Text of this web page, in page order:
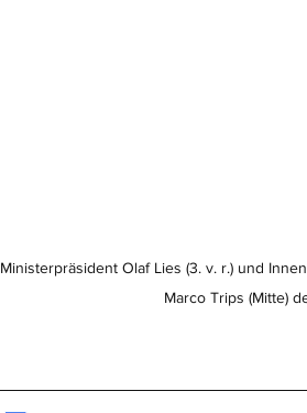
Ministerpräsident Olaf Lies (3. v. r.) und
Marco Trips (Mitte)